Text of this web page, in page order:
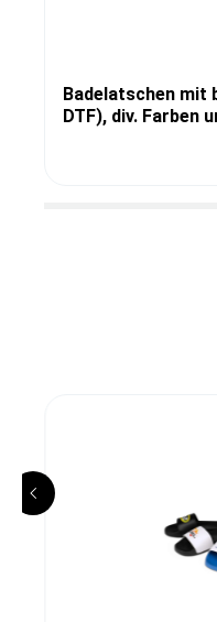
Badelatschen mit
DTF), div. Farben